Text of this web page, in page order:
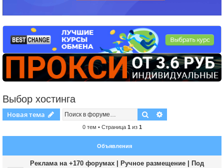
Выбор хостинга
Новая тема Поиск
0 тем • Страница 1 из 1
Объявления
Реклама на +170 форумах | Ручное размещение | Под